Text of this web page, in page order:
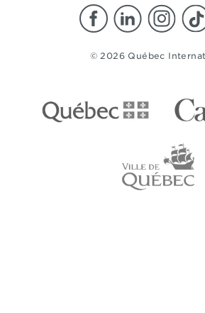
© 2026 Québec